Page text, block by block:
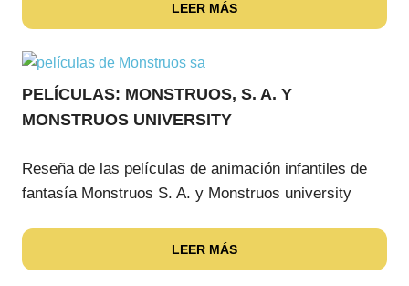
LEER MÁS
PELÍCULAS: MONSTRUOS, S. A. Y
MONSTRUOS UNIVERSITY
Reseña de las películas de animación infantiles de
fantasía Monstruos S. A. y Monstruos university
LEER MÁS